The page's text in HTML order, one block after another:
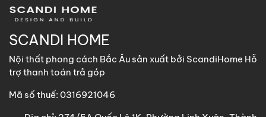
SCANDI HOME
Nội thất phong cách Bắc Âu sản xuất bởi ScandiHome Hỗ
trợ thanh toán trả góp
Mã số thuế: 0316921046